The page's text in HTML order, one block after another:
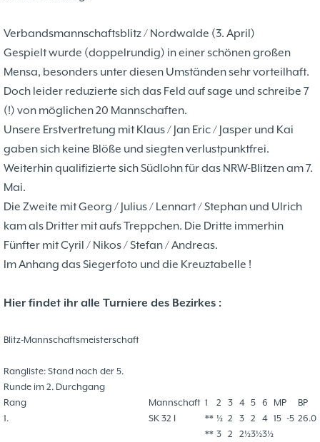
Neujahrsblitzturnier
15.05 Training
Wer wir sind- Vorstellung unserer
Mitglieder
37. Münsterland Open 2019 7. Mannschaft
4. Mannschaft
Bezirksebene
Mitgliedsbeiträge und
Deutsche Ebene 20.10 36. Münsterland Open 2018
Satzung des Schachklubs Münster 1932
e.V.
4er Pokal
Schach mit Flüchtlingen
Verbandsmannschaftsblitz / Nordwalde (3. April)
Gespielt wurde (doppelrundig) in einer schönen großen
Mensa, besonders unter diesen Umständen sehr vorteilhaft.
Doch leider reduzierte sich das Feld auf sage und schreibe 7
(!) von möglichen 20 Mannschaften.
Unsere Erstvertretung mit Klaus / Jan Eric / Jasper und Kai
gaben sich keine Blöße und siegten verlustpunktfrei.
Weiterhin qualifizierte sich Südlohn für das NRW-Blitzen am 7.
Mai.
Die Zweite mit Georg / Julius / Lennart / Stephan und Ulrich
kam als Dritter mit aufs Treppchen. Die Dritte immerhin
Fünfter mit Cyril / Nikos / Stefan / Andreas.
Im Anhang das Siegerfoto und die Kreuztabelle !
Hier findet ihr alle Turniere des Bezirkes :
Blitz-Mannschaftsmeisterschaft
Rangliste: Stand nach der 5.
Runde im 2. Durchgang
Rang
Mannschaft 1 2 3 4 5 6 MP
BP
1.
SK 32 I ** ½ 2 3 2 4 15 -5 26.0
** 3 2 2½3½3½